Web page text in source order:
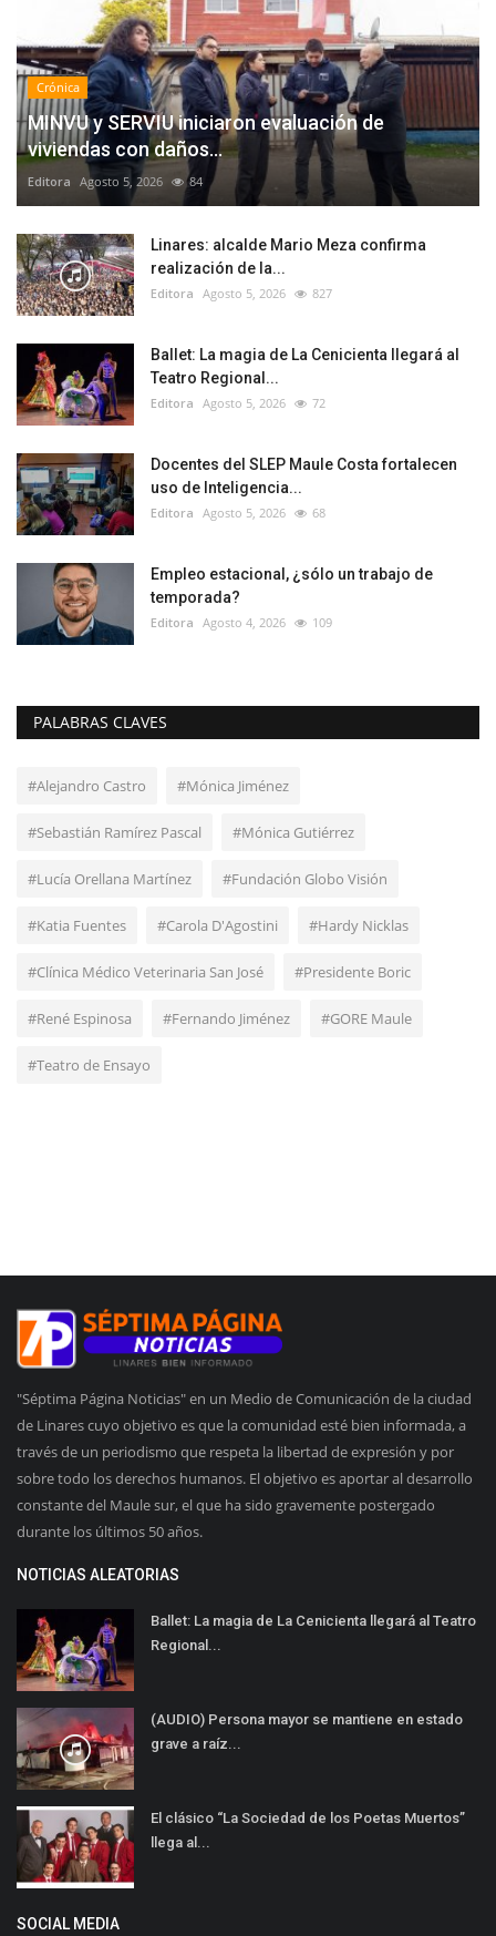
Crónica
MINVU y SERVIU iniciaron evaluación de
viviendas con daños...
Editora Agosto 5, 2026 84
Linares: alcalde Mario Meza confirma
realización de la...
Editora Agosto 5, 2026 827
Ballet: La magia de La Cenicienta llegará al
Teatro Regional...
Editora Agosto 5, 2026 72
Docentes del SLEP Maule Costa fortalecen
uso de Inteligencia...
Editora Agosto 5, 2026 68
Empleo estacional, ¿sólo un trabajo de
temporada?
Editora Agosto 4, 2026 109
PALABRAS CLAVES
#Alejandro Castro #Mónica Jiménez
#Sebastián Ramírez Pascal #Mónica Gutiérrez
#Lucía Orellana Martínez #Fundación Globo Visión
#Katia Fuentes #Carola D'Agostini #Hardy Nicklas
#Clínica Médico Veterinaria San José #Presidente Boric
#René Espinosa #Fernando Jiménez #GORE Maule
#Teatro de Ensayo
"Séptima Página Noticias" en un Medio de Comunicación de la ciudad
de Linares cuyo objetivo es que la comunidad esté bien informada, a
través de un periodismo que respeta la libertad de expresión y por
sobre todo los derechos humanos. El objetivo es aportar al desarrollo
constante del Maule sur, el que ha sido gravemente postergado
durante los últimos 50 años.
NOTICIAS ALEATORIAS
Ballet: La magia de La Cenicienta llegará al Teatro
Regional...
(AUDIO) Persona mayor se mantiene en estado
grave a raíz...
El clásico “La Sociedad de los Poetas Muertos”
llega al...
SOCIAL MEDIA